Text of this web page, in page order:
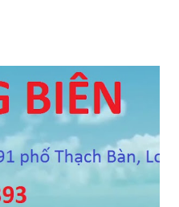
tô cách 15m, DT 112m2, MT
SĐCC, giá bán: 5,7 tỷ, có
mặt hồ Cự Khối, gần cầu
6m, DT 110m2, MT 6m,
5.5 tỷ, có thương lượng; 5.
Cự Khối, gần cầu Thanh